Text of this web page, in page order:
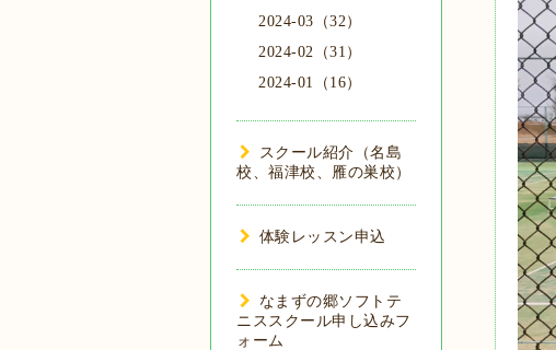
2024-03（32）
2024-02（31）
2024-01（16）
スクール紹介（名島
校、福津校、雁の巣校）
体験レッスン申込
なまずの郷ソフトテ
ニススクール申し込みフ
ォーム